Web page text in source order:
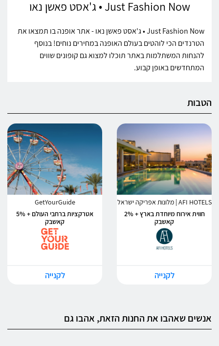
Just Fashion Now • ג'אסט פאשן נאו
Just Fashion Now • ג'אסט פאשן נאו - אתר אופנה בו תמצאו את
הטרנדים הכי לוהטים בעולם האופנה במחירים נוחים! בנוסף
להנחות המשתלמות באתר תוכלו למצוא גם קופונים שווים
המתחדשים באופן קבוע.
הטבות
AFI HOTELS | מלונות אפריקה ישראל
חווית אירוח מיוחדת בארץ + 2%
קאשבק
לקנייה
GetYourGuide
אטרקציות ברחבי העולם + 5%
קאשבק
לקנייה
אנשים שאהבו את החנות הזאת, אהבו גם